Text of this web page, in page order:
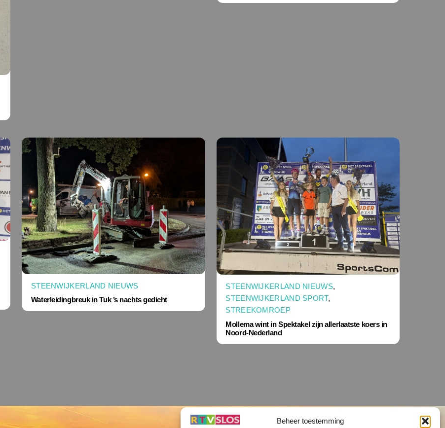
Beheer toestemming
STEENWIJKERLAND NIEUWS
Waterleidingbreuk in Tuk ’s nachts gedicht
STEENWIJKERLAND NIEUWS,
STEENWIJKERLAND SPORT,
STREEKOMROEP
Mollema wint in Spektakel zijn allerlaatste koers in
Noord-Nederland